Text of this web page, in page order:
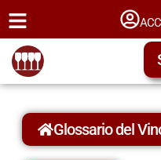
Glossario del